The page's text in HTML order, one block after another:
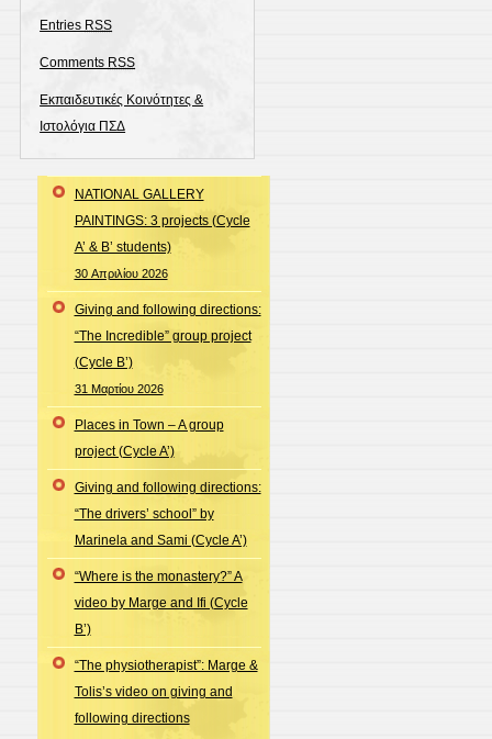
Entries RSS
Comments RSS
Εκπαιδευτικές Κοινότητες &
Ιστολόγια ΠΣΔ
NATIONAL GALLERY
PAINTINGS: 3 projects (Cycle
A’ & B’ students)
30 Απριλίου 2026
Giving and following directions:
“The Incredible” group project
(Cycle B’)
31 Μαρτίου 2026
Places in Town – A group
project (Cycle A’)
Giving and following directions:
“The drivers’ school” by
Marinela and Sami (Cycle A’)
“Where is the monastery?” A
video by Marge and Ifi (Cycle
B’)
“The physiotherapist”: Marge &
Tolis’s video on giving and
following directions